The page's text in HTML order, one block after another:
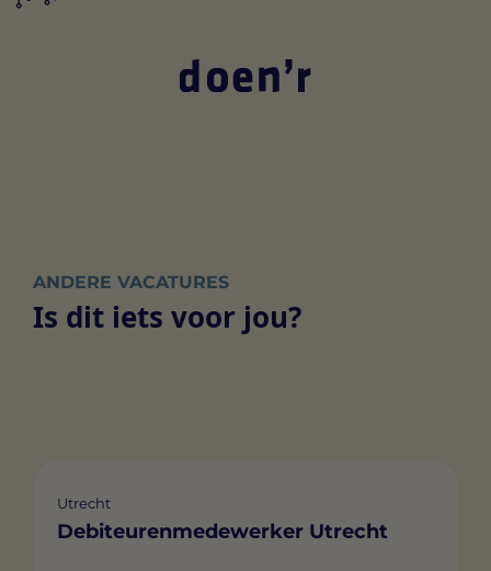
ANDERE VACATURES
Is dit iets voor jou?
Utrecht
Debiteurenmedewerker Utrecht